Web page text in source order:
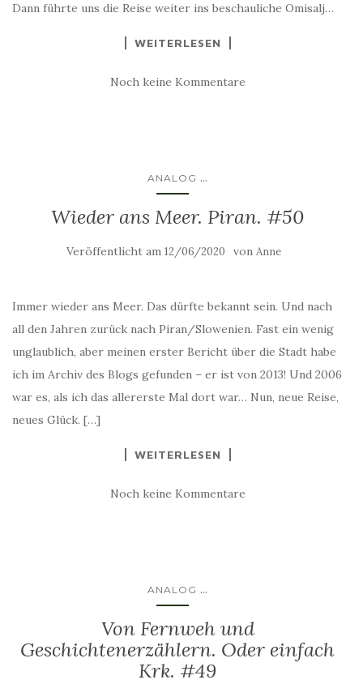
Dann führte uns die Reise weiter ins beschauliche Omisalj…
WEITERLESEN
Noch keine Kommentare
ANALOG ...
Wieder ans Meer. Piran. #50
Veröffentlicht am 12/06/2020 von Anne
Immer wieder ans Meer. Das dürfte bekannt sein. Und nach
all den Jahren zurück nach Piran/Slowenien. Fast ein wenig
unglaublich, aber meinen erster Bericht über die Stadt habe
ich im Archiv des Blogs gefunden – er ist von 2013! Und 2006
war es, als ich das allererste Mal dort war… Nun, neue Reise,
neues Glück. […]
WEITERLESEN
Noch keine Kommentare
ANALOG ...
Von Fernweh und
Geschichtenerzählern. Oder einfach
Krk. #49